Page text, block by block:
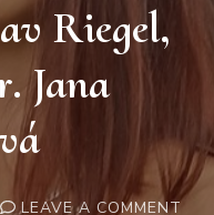
Riegel,
Jana
LEAVE A COMMENTON